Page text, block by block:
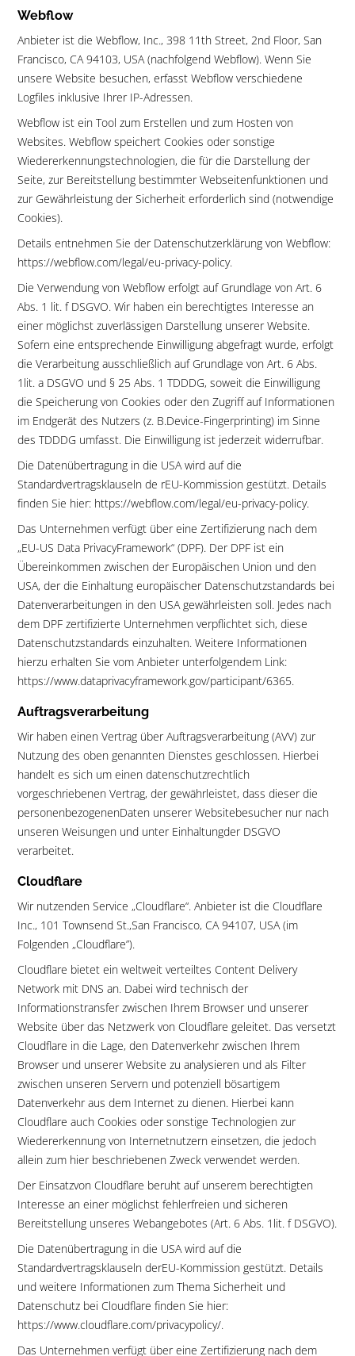
Webflow
Anbieter ist die Webflow, Inc., 398 11th Street, 2nd Floor, San
Francisco, CA 94103, USA (nachfolgend Webflow). Wenn Sie
unsere Website besuchen, erfasst Webflow verschiedene
Logfiles inklusive Ihrer IP-Adressen.
Webflow ist ein Tool zum Erstellen und zum Hosten von
Websites. Webflow speichert Cookies oder sonstige
Wiedererkennungstechnologien, die für die Darstellung der
Seite, zur Bereitstellung bestimmter Webseitenfunktionen und
zur Gewährleistung der Sicherheit erforderlich sind (notwendige
Cookies).
Details entnehmen Sie der Datenschutzerklärung von Webflow:
https://webflow.com/legal/eu-privacy-policy.
Die Verwendung von Webflow erfolgt auf Grundlage von Art. 6
Abs. 1 lit. f DSGVO. Wir haben ein berechtigtes Interesse an
einer möglichst zuverlässigen Darstellung unserer Website.
Sofern eine entsprechende Einwilligung abgefragt wurde, erfolgt
die Verarbeitung ausschließlich auf Grundlage von Art. 6 Abs.
1lit. a DSGVO und § 25 Abs. 1 TDDDG, soweit die Einwilligung
die Speicherung von Cookies oder den Zugriff auf Informationen
im Endgerät des Nutzers (z. B.Device-Fingerprinting) im Sinne
des TDDDG umfasst. Die Einwilligung ist jederzeit widerrufbar.
Die Datenübertragung in die USA wird auf die
Standardvertragsklauseln de rEU-Kommission gestützt. Details
finden Sie hier: https://webflow.com/legal/eu-privacy-policy.
Das Unternehmen verfügt über eine Zertifizierung nach dem
„EU-US Data PrivacyFramework“ (DPF). Der DPF ist ein
Übereinkommen zwischen der Europäischen Union und den
USA, der die Einhaltung europäischer Datenschutzstandards bei
Datenverarbeitungen in den USA gewährleisten soll. Jedes nach
dem DPF zertifizierte Unternehmen verpflichtet sich, diese
Datenschutzstandards einzuhalten. Weitere Informationen
hierzu erhalten Sie vom Anbieter unterfolgendem Link:
https://www.dataprivacyframework.gov/participant/6365.
Auftragsverarbeitung
Wir haben einen Vertrag über Auftragsverarbeitung (AVV) zur
Nutzung des oben genannten Dienstes geschlossen. Hierbei
handelt es sich um einen datenschutzrechtlich
vorgeschriebenen Vertrag, der gewährleistet, dass dieser die
personenbezogenenDaten unserer Websitebesucher nur nach
unseren Weisungen und unter Einhaltungder DSGVO
verarbeitet.
Cloudflare
Wir nutzenden Service „Cloudflare“. Anbieter ist die Cloudflare
Inc., 101 Townsend St.,San Francisco, CA 94107, USA (im
Folgenden „Cloudflare”).
Cloudflare bietet ein weltweit verteiltes Content Delivery
Network mit DNS an. Dabei wird technisch der
Informationstransfer zwischen Ihrem Browser und unserer
Website über das Netzwerk von Cloudflare geleitet. Das versetzt
Cloudflare in die Lage, den Datenverkehr zwischen Ihrem
Browser und unserer Website zu analysieren und als Filter
zwischen unseren Servern und potenziell bösartigem
Datenverkehr aus dem Internet zu dienen. Hierbei kann
Cloudflare auch Cookies oder sonstige Technologien zur
Wiedererkennung von Internetnutzern einsetzen, die jedoch
allein zum hier beschriebenen Zweck verwendet werden.
Der Einsatzvon Cloudflare beruht auf unserem berechtigten
Interesse an einer möglichst fehlerfreien und sicheren
Bereitstellung unseres Webangebotes (Art. 6 Abs. 1lit. f DSGVO).
Die Datenübertragung in die USA wird auf die
Standardvertragsklauseln derEU-Kommission gestützt. Details
und weitere Informationen zum Thema Sicherheit und
Datenschutz bei Cloudflare finden Sie hier:
https://www.cloudflare.com/privacypolicy/.
Das Unternehmen verfügt über eine Zertifizierung nach dem